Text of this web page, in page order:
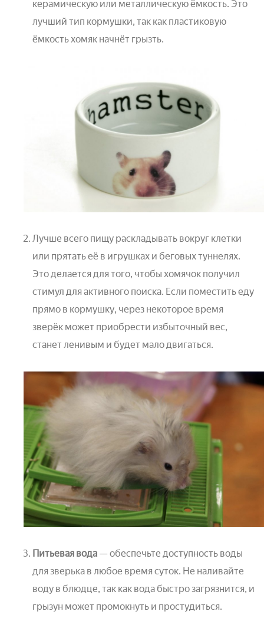
керамическую или металлическую ёмкость. Это
лучший тип кормушки, так как пластиковую
ёмкость хомяк начнёт грызть.
Лучше всего пищу раскладывать вокруг клетки
или прятать её в игрушках и беговых туннелях.
Это делается для того, чтобы хомячок получил
стимул для активного поиска. Если поместить еду
прямо в кормушку, через некоторое время
зверёк может приобрести избыточный вес,
станет ленивым и будет мало двигаться.
Питьевая вода — обеспечьте доступность воды
для зверька в любое время суток. Не наливайте
воду в блюдце, так как вода быстро загрязнится, и
грызун может промокнуть и простудиться.